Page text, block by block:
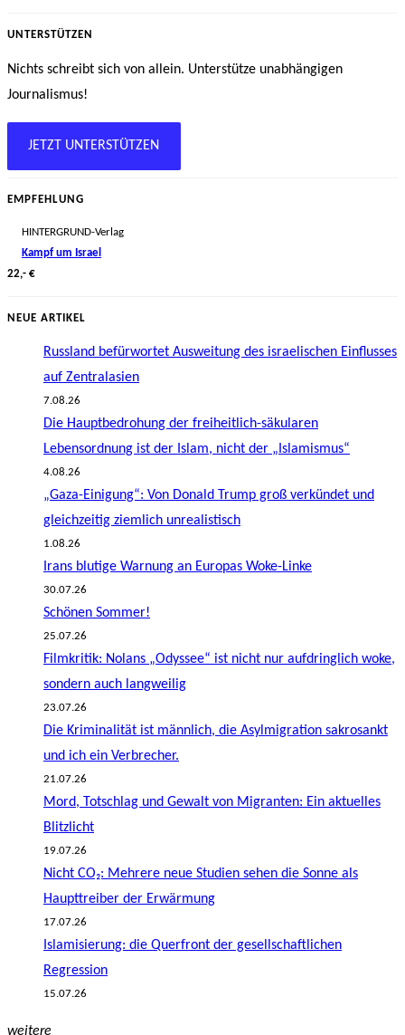
UNTERSTÜTZEN
Nichts schreibt sich von allein. Unterstütze unabhängigen
Journalismus!
JETZT UNTERSTÜTZEN
EMPFEHLUNG
HINTERGRUND-Verlag
Kampf um Israel
22,- €
NEUE ARTIKEL
Russland befürwortet Ausweitung des israelischen Einflusses
auf Zentralasien
7.08.26
Die Hauptbedrohung der freiheitlich-säkularen
Lebensordnung ist der Islam, nicht der „Islamismus“
4.08.26
„Gaza-Einigung“: Von Donald Trump groß verkündet und
gleichzeitig ziemlich unrealistisch
1.08.26
Irans blutige Warnung an Europas Woke-Linke
30.07.26
Schönen Sommer!
25.07.26
Filmkritik: Nolans „Odyssee“ ist nicht nur aufdringlich woke,
sondern auch langweilig
23.07.26
Die Kriminalität ist männlich, die Asylmigration sakrosankt
und ich ein Verbrecher.
21.07.26
Mord, Totschlag und Gewalt von Migranten: Ein aktuelles
Blitzlicht
19.07.26
Nicht CO₂: Mehrere neue Studien sehen die Sonne als
Haupttreiber der Erwärmung
17.07.26
Islamisierung: die Querfront der gesellschaftlichen
Regression
15.07.26
weitere